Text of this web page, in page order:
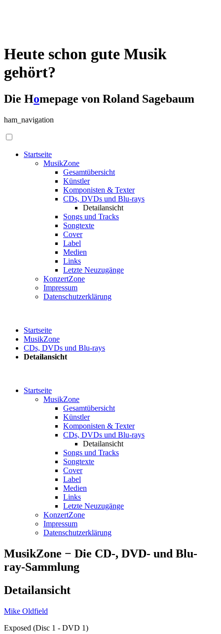
Heute schon gute Musik
gehört?
Die Homepage von Roland Sagebaum
ham_navigation
Startseite
MusikZone
Gesamtübersicht
Künstler
Komponisten & Texter
CDs, DVDs und Blu-rays
Detailansicht
Songs und Tracks
Songtexte
Cover
Label
Medien
Links
Letzte Neuzugänge
KonzertZone
Impressum
Datenschutzerklärung
Startseite
MusikZone
CDs, DVDs und Blu-rays
Detailansicht
Startseite
MusikZone
Gesamtübersicht
Künstler
Komponisten & Texter
CDs, DVDs und Blu-rays
Detailansicht
Songs und Tracks
Songtexte
Cover
Label
Medien
Links
Letzte Neuzugänge
KonzertZone
Impressum
Datenschutzerklärung
MusikZone − Die CD-, DVD- und Blu-
ray-Sammlung
Detailansicht
Mike Oldfield
Exposed (Disc 1 - DVD 1)